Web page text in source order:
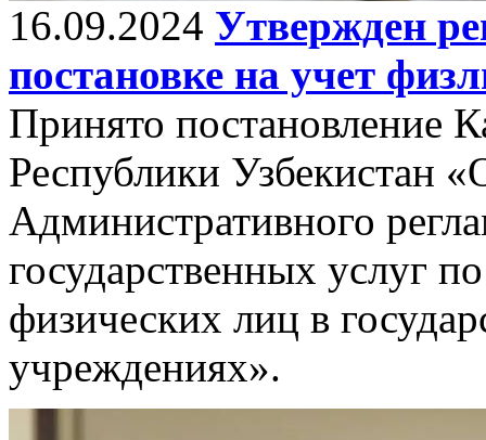
16.09.2024 Утвержден
постановке на учет
Принято постановление
Республики Узбекистан
Административного
государственных услуг
физических лиц в
учреждениях».